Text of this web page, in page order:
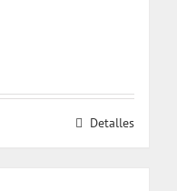
Detalles